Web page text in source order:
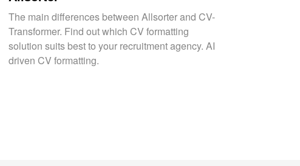
The main differences between Allsorter and CV-
Transformer. Find out which CV formatting
solution suits best to your recruitment agency. AI
driven CV formatting.